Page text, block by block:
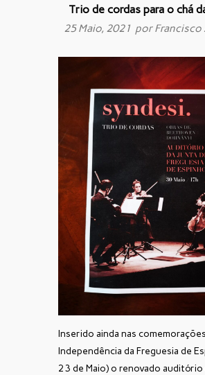
Trio de cordas para o chá
25 Maio, 2021 porFrancisco
Inserido ainda nas
Independência da Freguesia de
23 de Maio) o renovado